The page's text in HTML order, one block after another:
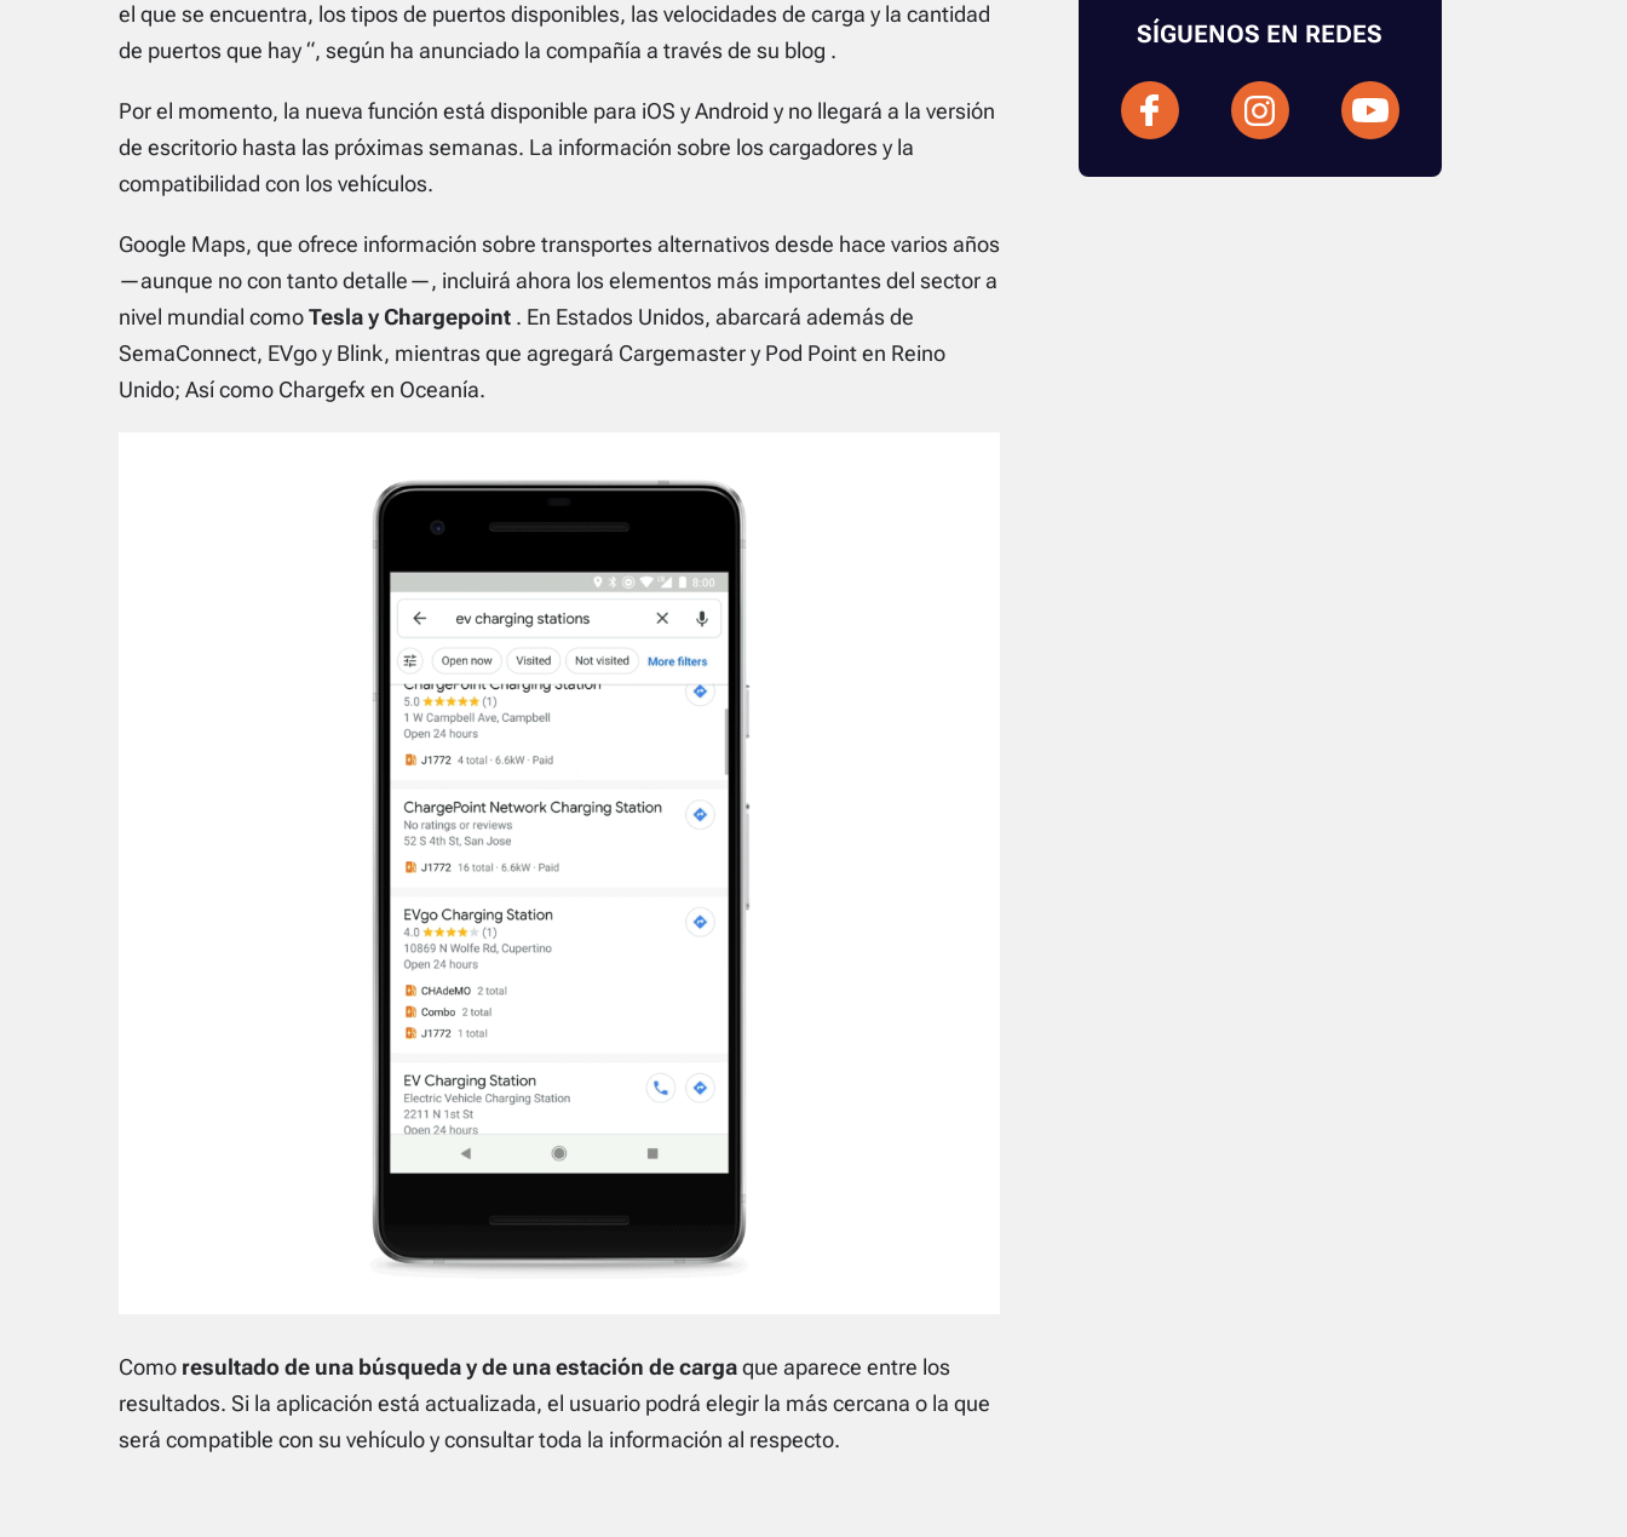
el que se encuentra, los tipos de puertos disponibles, las velocidades de carga y la cantidad
de puertos que hay “, según ha anunciado la compañía a través de su blog .
Por el momento, la nueva función está disponible para iOS y Android y no llegará a la versión
de escritorio hasta las próximas semanas. La información sobre los cargadores y la
compatibilidad con los vehículos.
Google Maps, que ofrece información sobre transportes alternativos desde hace varios años
—aunque no con tanto detalle—, incluirá ahora los elementos más importantes del sector a
nivel mundial comoTesla y Chargepoint. En Estados Unidos, abarcará además de
SemaConnect, EVgo y Blink, mientras que agregará Cargemaster y Pod Point en Reino
Unido; Así como Chargefx en Oceanía.
Como resultado de una búsqueda y de una estación de cargaque aparece entre los
resultados. Si la aplicación está actualizada, el usuario podrá elegir la más cercana o la que
será compatible con su vehículo y consultar toda la información al respecto.
SÍGUENOS EN REDES